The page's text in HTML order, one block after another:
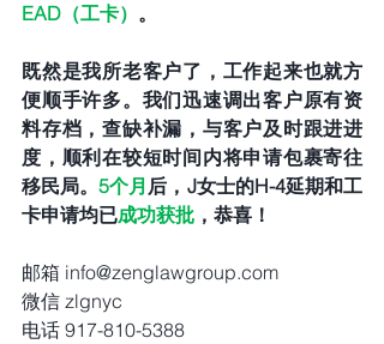
EAD（工卡） 。
既然是我所老客户了，工作起来也就方
便顺手许多。我们迅速调出客户原有资
料存档，查缺补漏，与客户及时跟进进
度，顺利在较短时间内将申请包裹寄往
移民局。5个月 后，J女士的H-4延期和工
卡申请均已成功获批 ，恭喜！
邮箱 info@zenglawgroup.com
微信 zlgnyc
电话 917-810-5388